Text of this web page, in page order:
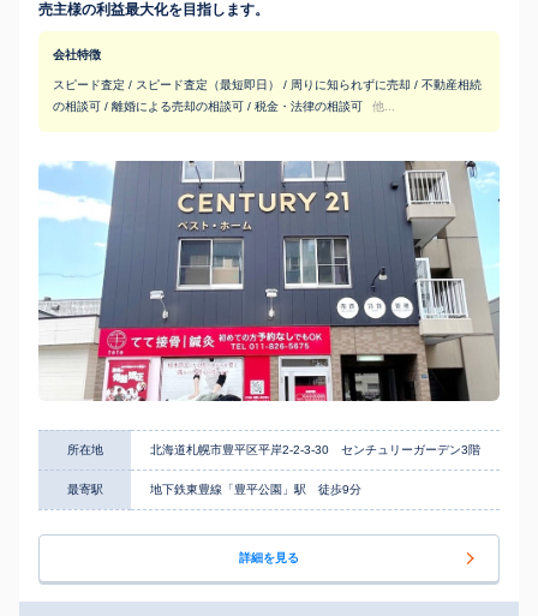
売主様の利益最大化を目指します。
会社特徴
スピード査定 / スピード査定（最短即日） / 周りに知られずに売却 / 不動産相続
の相談可 / 離婚による売却の相談可 / 税金・法律の相談可
他...
所在地 北海道札幌市豊平区平岸2-2-3-30 センチュリーガーデン3階
最寄駅 地下鉄東豊線「豊平公園」駅 徒歩9分
詳細を見る